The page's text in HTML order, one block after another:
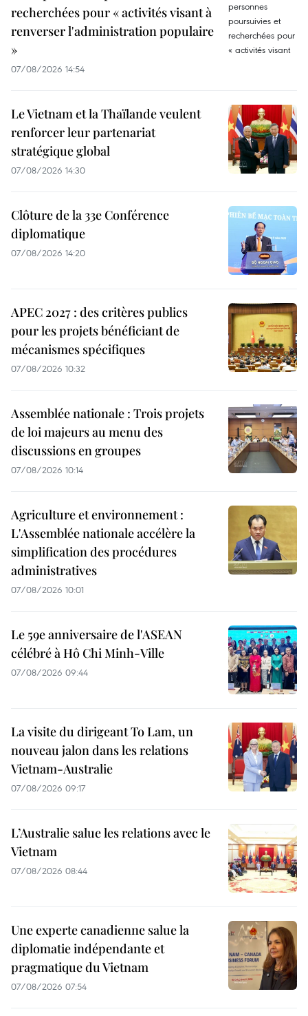
recherchées pour « activités visant à
renverser l'administration populaire
»
07/08/2026 14:54
Le Vietnam et la Thaïlande veulent
renforcer leur partenariat
stratégique global
07/08/2026 14:30
Clôture de la 33e Conférence
diplomatique
07/08/2026 14:20
APEC 2027 : des critères publics
pour les projets bénéficiant de
mécanismes spécifiques
07/08/2026 10:32
Assemblée nationale : Trois projets
de loi majeurs au menu des
discussions en groupes
07/08/2026 10:14
Agriculture et environnement :
L'Assemblée nationale accélère la
simplification des procédures
administratives
07/08/2026 10:01
Le 59e anniversaire de l'ASEAN
célébré à Hô Chi Minh-Ville
07/08/2026 09:44
La visite du dirigeant To Lam, un
nouveau jalon dans les relations
Vietnam-Australie
07/08/2026 09:17
L’Australie salue les relations avec le
Vietnam
07/08/2026 08:44
Une experte canadienne salue la
diplomatie indépendante et
pragmatique du Vietnam
07/08/2026 07:54